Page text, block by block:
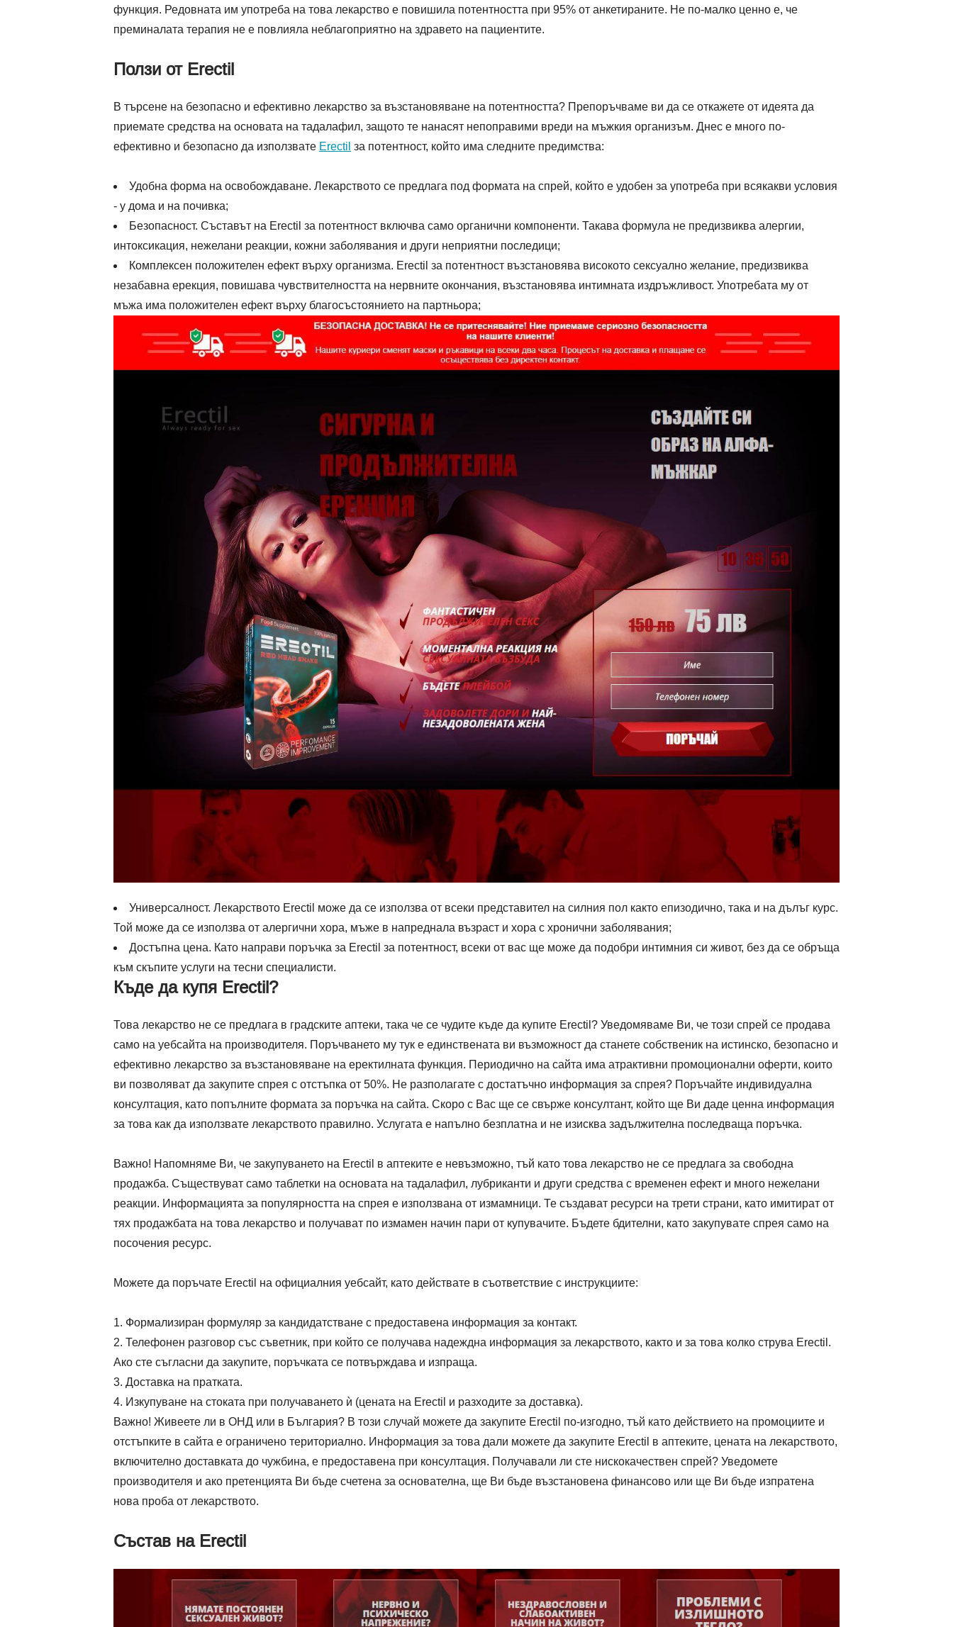
функция. Редовната им употреба на това лекарство е повишила потентността при 95% от анкетираните. Не по-малко ценно е, че
преминалата терапия не е повлияла неблагоприятно на здравето на пациентите.
Ползи от Erectil
В търсене на безопасно и ефективно лекарство за възстановяване на потентността? Препоръчваме ви да се откажете от идеята да
приемате средства на основата на тадалафил, защото те нанасят непоправими вреди на мъжкия организъм. Днес е много по-
ефективно и безопасно да използвате Erectil за потентност, който има следните предимства:
Удобна форма на освобождаване. Лекарството се предлага под формата на спрей, който е удобен за употреба при всякакви условия
- у дома и на почивка;
Безопасност. Съставът на Erectil за потентност включва само органични компоненти. Такава формула не предизвиква алергии,
интоксикация, нежелани реакции, кожни заболявания и други неприятни последици;
Комплексен положителен ефект върху организма. Erectil за потентност възстановява високото сексуално желание, предизвиква
незабавна ерекция, повишава чувствителността на нервните окончания, възстановява интимната издръжливост. Употребата му от
мъжа има положителен ефект върху благосъстоянието на партньора;
Универсалност. Лекарството Erectil може да се използва от всеки представител на силния пол както епизодично, така и на дълъг курс.
Той може да се използва от алергични хора, мъже в напреднала възраст и хора с хронични заболявания;
Достъпна цена. Като направи поръчка за Erectil за потентност, всеки от вас ще може да подобри интимния си живот, без да се обръща
към скъпите услуги на тесни специалисти.
Къде да купя Erectil?
Това лекарство не се предлага в градските аптеки, така че се чудите къде да купите Erectil? Уведомяваме Ви, че този спрей се продава
само на уебсайта на производителя. Поръчването му тук е единствената ви възможност да станете собственик на истинско, безопасно и
ефективно лекарство за възстановяване на еректилната функция. Периодично на сайта има атрактивни промоционални оферти, които
ви позволяват да закупите спрея с отстъпка от 50%. Не разполагате с достатъчно информация за спрея? Поръчайте индивидуална
консултация, като попълните формата за поръчка на сайта. Скоро с Вас ще се свърже консултант, който ще Ви даде ценна информация
за това как да използвате лекарството правилно. Услугата е напълно безплатна и не изисква задължителна последваща поръчка.
Важно! Напомняме Ви, че закупуването на Erectil в аптеките е невъзможно, тъй като това лекарство не се предлага за свободна
продажба. Съществуват само таблетки на основата на тадалафил, лубриканти и други средства с временен ефект и много нежелани
реакции. Информацията за популярността на спрея е използвана от измамници. Те създават ресурси на трети страни, като имитират от
тях продажбата на това лекарство и получават по измамен начин пари от купувачите. Бъдете бдителни, като закупувате спрея само на
посочения ресурс.
Можете да поръчате Erectil на официалния уебсайт, като действате в съответствие с инструкциите:
Формализиран формуляр за кандидатстване с предоставена информация за контакт.
Телефонен разговор със съветник, при който се получава надеждна информация за лекарството, както и за това колко струва Erectil.
Ако сте съгласни да закупите, поръчката се потвърждава и изпраща.
Доставка на пратката.
Изкупуване на стоката при получаването ѝ (цената на Erectil и разходите за доставка).
Важно! Живеете ли в ОНД или в България? В този случай можете да закупите Erectil по-изгодно, тъй като действието на промоциите и
отстъпките в сайта е ограничено териториално. Информация за това дали можете да закупите Erectil в аптеките, цената на лекарството,
включително доставката до чужбина, е предоставена при консултация. Получавали ли сте нискокачествен спрей? Уведомете
производителя и ако претенцията Ви бъде счетена за основателна, ще Ви бъде възстановена финансово или ще Ви бъде изпратена
нова проба от лекарството.
Състав на Erectil